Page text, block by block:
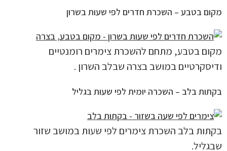
מקום בטבע – השכרת חדרים לפי שעות בשרון
מקום בטבע, מתחם להשכרת צימרים רומנטיים
ודיסקרטיים במושב בצרה שבלב השרון .
בקתות בלב – השכרה יומית לפי שעות בגליל
בקתות בלב השכרת צימרים לפי שעות במושב שזור
שבגליל.